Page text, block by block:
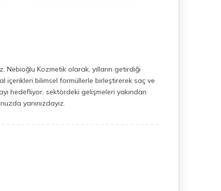
Kozmetik olarak, yılların getirdiği
içerikleri bilimsel formüllerle birleştirerek saç ve
hedefliyor, sektördeki gelişmeleri yakından
yanınızdayız.